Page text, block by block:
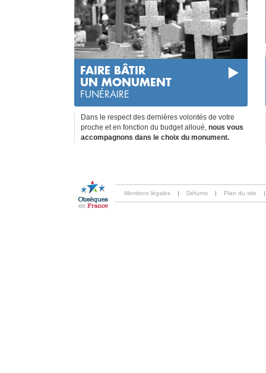
FAIRE BÂTIR
UN MONUMENT
FUNÉRAIRE
Dans le respect des dernières volontés de votre
proche et en fonction du budget alloué, nous vous
accompagnons dans le choix du monument.
Mentions légales | Défunts | Plan du site |